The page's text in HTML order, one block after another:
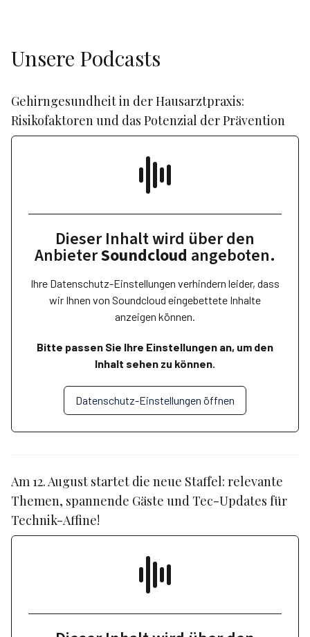
Unsere Podcasts
Gehirngesundheit in der Hausarztpraxis:
Risikofaktoren und das Potenzial der Prävention
Dieser Inhalt wird über den
AnbieterSoundcloud angeboten.
Ihre Datenschutz-Einstellungen verhindern leider, dass
wir Ihnen von Soundcloud eingebettete Inhalte
anzeigen können.
Bitte passen Sie Ihre Einstellungen an, um den
Inhalt sehen zu können.
Datenschutz-Einstellungen öffnen
Am 12. August startet die neue Staffel: relevante
Themen, spannende Gäste und Tec-Updates für
Technik-Affine!